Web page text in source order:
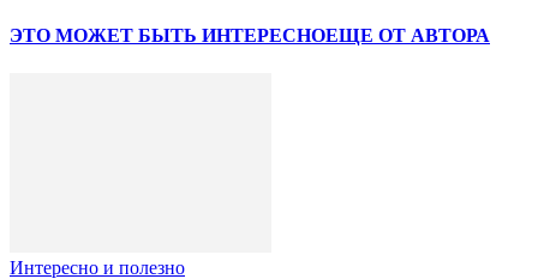
ЭТО МОЖЕТ БЫТЬ ИНТЕРЕСНОЕЩЕ ОТ АВТОРА
Интересно и полезно